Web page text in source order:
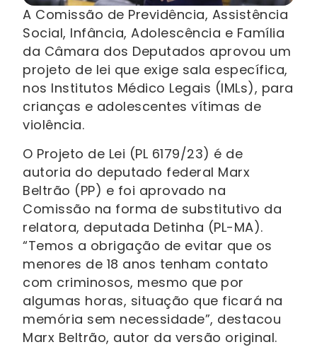
A Comissão de Previdência, Assistência
Social, Infância, Adolescência e Família
da Câmara dos Deputados aprovou um
projeto de lei que exige sala específica,
nos Institutos Médico Legais (IMLs), para
crianças e adolescentes vítimas de
violência.
O Projeto de Lei (PL 6179/23) é de
autoria do deputado federal Marx
Beltrão (PP) e foi aprovado na
Comissão na forma de substitutivo da
relatora, deputada Detinha (PL-MA).
“Temos a obrigação de evitar que os
menores de 18 anos tenham contato
com criminosos, mesmo que por
algumas horas, situação que ficará na
memória sem necessidade”, destacou
Marx Beltrão, autor da versão original.